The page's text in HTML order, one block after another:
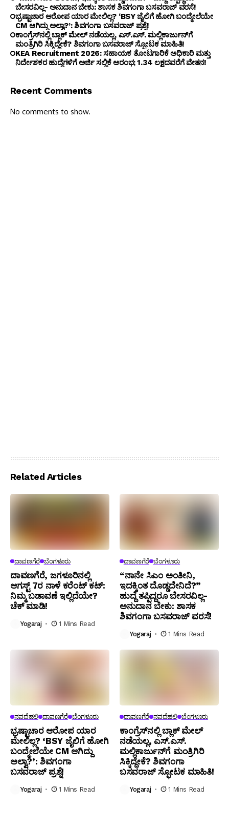
ಬೇಸರವಿಲ್ಲ- ಅನುದಾನ ಬೇಕು: ಶಾಸಕ ಶಿವಗಂಗಾ ಬಸವರಾಜ್ ವರಸೆ!
ಭ್ರಷ್ಟಾಚಾರ ಆರೋಪ ಯಾರ ಮೇಲಿಲ್ಲ? ‘BSY ಜೈಲಿಗೆ ಹೋಗಿ ಬಂದ್ಮೇಲೆಯೇ
CM ಆಗಿದ್ದು ಅಲ್ವಾ?’: ಶಿವಗಂಗಾ ಬಸವರಾಜ್ ಪ್ರಶ್ನೆ!
ಕಾಂಗ್ರೆಸ್‌ನಲ್ಲಿ ಬ್ಲಾಕ್ ಮೇಲ್ ನಡೆಯಲ್ಲ, ಎಸ್.ಎಸ್. ಮಲ್ಲಿಕಾರ್ಜುನ್‌ಗೆ
ಮಂತ್ರಿಗಿರಿ ಸಿಕ್ಕಿದ್ದೇಕೆ? ಶಿವಗಂಗಾ ಬಸವರಾಜ್ ಸ್ಫೋಟಕ ಮಾಹಿತಿ!
KEA Recruitment 2026: ಸಹಾಯಕ ತೋಟಗಾರಿಕೆ ಅಧಿಕಾರಿ ಮತ್ತು
ನಿರ್ದೇಶಕರ ಹುದ್ದೆಗಳಿಗೆ ಅರ್ಜಿ ಸಲ್ಲಿಕೆ ಆರಂಭ; ₹1.34 ಲಕ್ಷದವರೆಗೆ ವೇತನ!
Recent Comments
No comments to show.
Related Articles
ದಾವಣಗೆರೆ ಬೆಂಗಳೂರು
ದಾವಣಗೆರೆ, ಜಗಳೂರಿನಲ್ಲಿ
ಆಗಸ್ಟ್ 7ರ ನಾಳೆ ಕರೆಂಟ್ ಕಟ್:
ನಿಮ್ಮ ಬಡಾವಣೆ ಇಲ್ಲಿದೆಯೇ?
ಚೆಕ್ ಮಾಡಿ!
Yogaraj 1 Mins Read
ದಾವಣಗೆರೆ ಬೆಂಗಳೂರು
“ನಾನೇ ಸಿಎಂ ಅಂತೀನಿ,
ಇದಕ್ಕಿಂತ ದೊಡ್ಡದೇನಿದೆ?”
ಹುದ್ದೆ ತಪ್ಪಿದ್ದರೂ ಬೇಸರವಿಲ್ಲ-
ಅನುದಾನ ಬೇಕು: ಶಾಸಕ
ಶಿವಗಂಗಾ ಬಸವರಾಜ್ ವರಸೆ!
Yogaraj 1 Mins Read
ನವದೆಹಲಿ ದಾವಣಗೆರೆ ಬೆಂಗಳೂರು
ಭ್ರಷ್ಟಾಚಾರ ಆರೋಪ ಯಾರ
ಮೇಲಿಲ್ಲ? ‘BSY ಜೈಲಿಗೆ ಹೋಗಿ
ಬಂದ್ಮೇಲೆಯೇ CM ಆಗಿದ್ದು
ಅಲ್ವಾ?’: ಶಿವಗಂಗಾ
ಬಸವರಾಜ್ ಪ್ರಶ್ನೆ!
Yogaraj 1 Mins Read
ದಾವಣಗೆರೆ ನವದೆಹಲಿ ಬೆಂಗಳೂರು
ಕಾಂಗ್ರೆಸ್‌ನಲ್ಲಿ ಬ್ಲಾಕ್ ಮೇಲ್
ನಡೆಯಲ್ಲ, ಎಸ್.ಎಸ್.
ಮಲ್ಲಿಕಾರ್ಜುನ್‌ಗೆ ಮಂತ್ರಿಗಿರಿ
ಸಿಕ್ಕಿದ್ದೇಕೆ? ಶಿವಗಂಗಾ
ಬಸವರಾಜ್ ಸ್ಫೋಟಕ ಮಾಹಿತಿ!
Yogaraj 1 Mins Read